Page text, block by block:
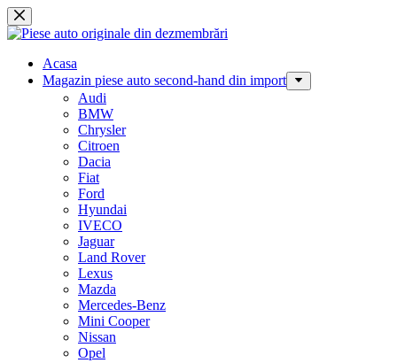
Sari
la
Acasa
Magazin piese auto second-hand din import
Audi
BMW
Chrysler
Citroen
Dacia
Fiat
Ford
Hyundai
IVECO
Jaguar
Land Rover
Lexus
Mazda
Mercedes-Benz
Mini Cooper
Nissan
Opel